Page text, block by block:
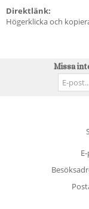
Direktlänk:
Högerklicka och
Missa